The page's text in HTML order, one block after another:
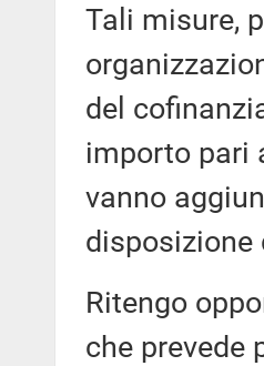
Tali misure,
del
importo pari
vanno
disposizione
Ritengo
che prevede